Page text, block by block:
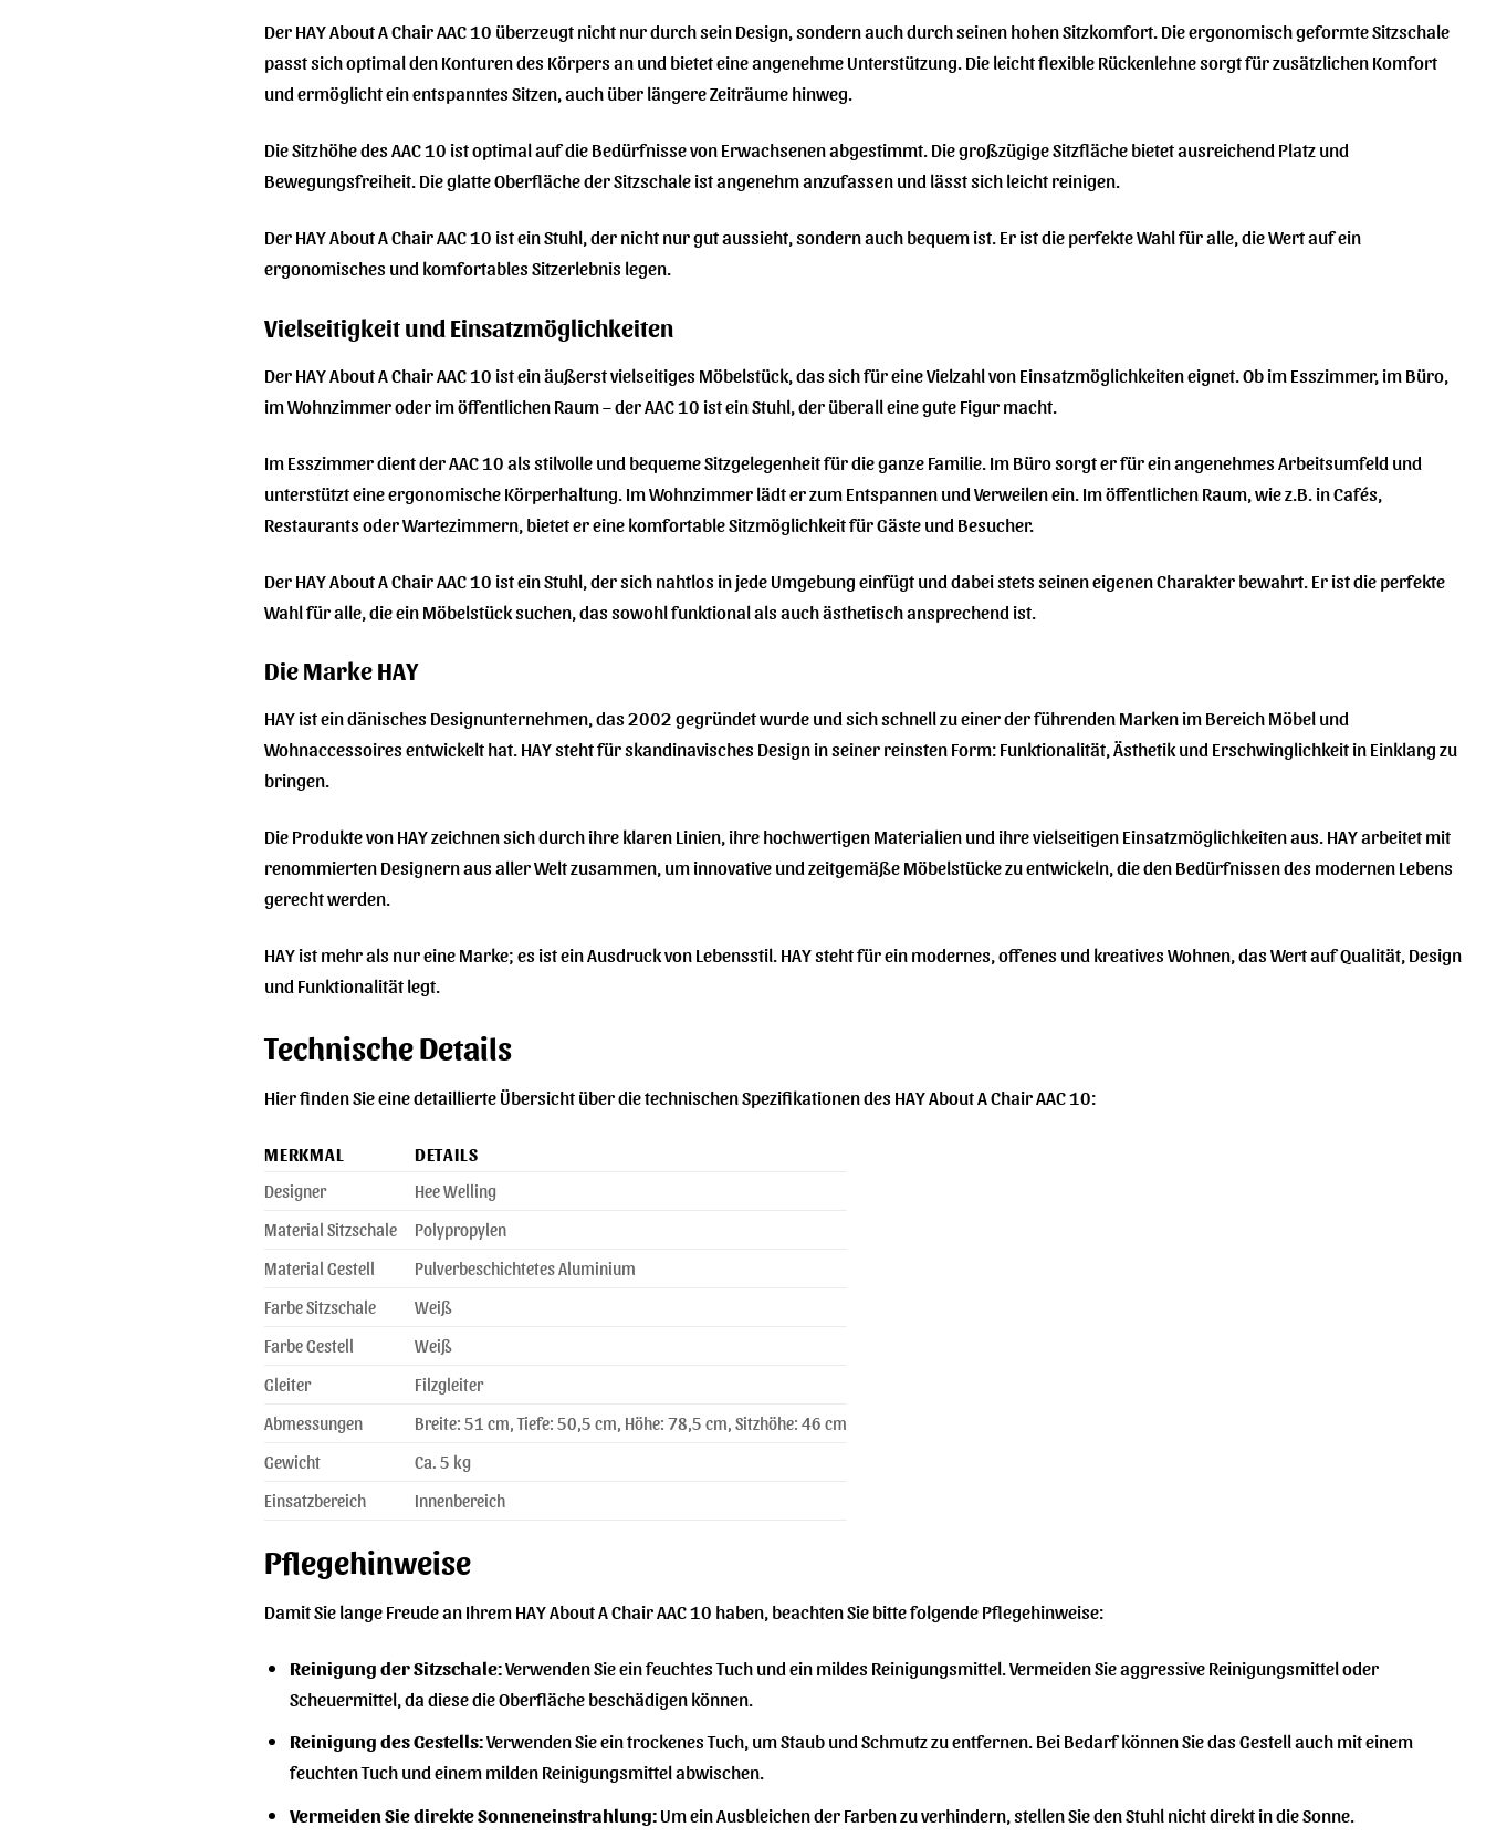
Der HAY About A Chair AAC 10 überzeugt nicht nur durch sein Design, sondern auch durch seinen hohen Sitzkomfort. Die ergonomisch geformte Sitzschale
passt sich optimal den Konturen des Körpers an und bietet eine angenehme Unterstützung. Die leicht flexible Rückenlehne sorgt für zusätzlichen Komfort
und ermöglicht ein entspanntes Sitzen, auch über längere Zeiträume hinweg.
Die Sitzhöhe des AAC 10 ist optimal auf die Bedürfnisse von Erwachsenen abgestimmt. Die großzügige Sitzfläche bietet ausreichend Platz und
Bewegungsfreiheit. Die glatte Oberfläche der Sitzschale ist angenehm anzufassen und lässt sich leicht reinigen.
Der HAY About A Chair AAC 10 ist ein Stuhl, der nicht nur gut aussieht, sondern auch bequem ist. Er ist die perfekte Wahl für alle, die Wert auf ein
ergonomisches und komfortables Sitzerlebnis legen.
Vielseitigkeit und Einsatzmöglichkeiten
Der HAY About A Chair AAC 10 ist ein äußerst vielseitiges Möbelstück, das sich für eine Vielzahl von Einsatzmöglichkeiten eignet. Ob im Esszimmer, im Büro,
im Wohnzimmer oder im öffentlichen Raum – der AAC 10 ist ein Stuhl, der überall eine gute Figur macht.
Im Esszimmer dient der AAC 10 als stilvolle und bequeme Sitzgelegenheit für die ganze Familie. Im Büro sorgt er für ein angenehmes Arbeitsumfeld und
unterstützt eine ergonomische Körperhaltung. Im Wohnzimmer lädt er zum Entspannen und Verweilen ein. Im öffentlichen Raum, wie z.B. in Cafés,
Restaurants oder Wartezimmern, bietet er eine komfortable Sitzmöglichkeit für Gäste und Besucher.
Der HAY About A Chair AAC 10 ist ein Stuhl, der sich nahtlos in jede Umgebung einfügt und dabei stets seinen eigenen Charakter bewahrt. Er ist die perfekte
Wahl für alle, die ein Möbelstück suchen, das sowohl funktional als auch ästhetisch ansprechend ist.
Die Marke HAY
HAY ist ein dänisches Designunternehmen, das 2002 gegründet wurde und sich schnell zu einer der führenden Marken im Bereich Möbel und
Wohnaccessoires entwickelt hat. HAY steht für skandinavisches Design in seiner reinsten Form: Funktionalität, Ästhetik und Erschwinglichkeit in Einklang zu
bringen.
Die Produkte von HAY zeichnen sich durch ihre klaren Linien, ihre hochwertigen Materialien und ihre vielseitigen Einsatzmöglichkeiten aus. HAY arbeitet mit
renommierten Designern aus aller Welt zusammen, um innovative und zeitgemäße Möbelstücke zu entwickeln, die den Bedürfnissen des modernen Lebens
gerecht werden.
HAY ist mehr als nur eine Marke; es ist ein Ausdruck von Lebensstil. HAY steht für ein modernes, offenes und kreatives Wohnen, das Wert auf Qualität, Design
und Funktionalität legt.
Technische Details
Hier finden Sie eine detaillierte Übersicht über die technischen Spezifikationen des HAY About A Chair AAC 10:
MERKMAL
DETAILS
Designer
Hee Welling
Material Sitzschale
Polypropylen
Material Gestell
Pulverbeschichtetes Aluminium
Farbe Sitzschale
Weiß
Farbe Gestell
Weiß
Gleiter
Filzgleiter
Abmessungen
Breite: 51 cm, Tiefe: 50,5 cm, Höhe: 78,5 cm, Sitzhöhe: 46 cm
Gewicht
Ca. 5 kg
Einsatzbereich
Innenbereich
Pflegehinweise
Damit Sie lange Freude an Ihrem HAY About A Chair AAC 10 haben, beachten Sie bitte folgende Pflegehinweise:
Reinigung der Sitzschale:Verwenden Sie ein feuchtes Tuch und ein mildes Reinigungsmittel. Vermeiden Sie aggressive Reinigungsmittel oder
Scheuermittel, da diese die Oberfläche beschädigen können.
Reinigung des Gestells:Verwenden Sie ein trockenes Tuch, um Staub und Schmutz zu entfernen. Bei Bedarf können Sie das Gestell auch mit einem
feuchten Tuch und einem milden Reinigungsmittel abwischen.
Vermeiden Sie direkte Sonneneinstrahlung:Um ein Ausbleichen der Farben zu verhindern, stellen Sie den Stuhl nicht direkt in die Sonne.